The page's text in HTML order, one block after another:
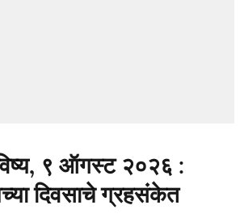
९ ऑगस्ट २०२६ :
दिवसाचे ग्रहसंकेत